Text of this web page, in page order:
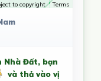
to copyright Terms
Nhà Đất, bạn
và thả vào vị